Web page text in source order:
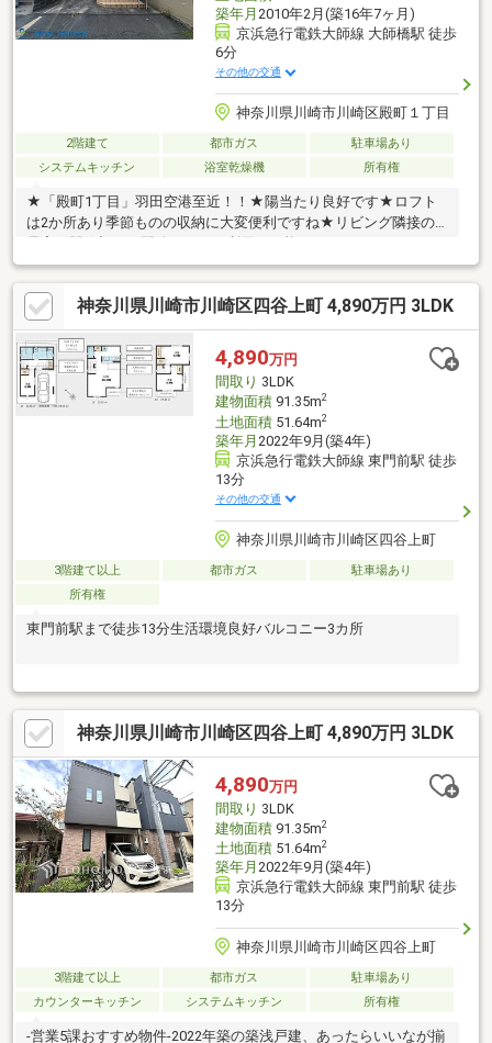
築年月 2010年2月(築16年7ヶ月)
京浜急行電鉄大師線 大師橋駅 徒歩
6分
その他の交通
神奈川県川崎市川崎区殿町１丁目
2階建て 都市ガス
駐車場あり
システムキッチン
浴室乾燥機 所有権
★「殿町1丁目」羽田空港至近！！★陽当たり良好です★ロフト
は2か所あり季節ものの収納に大変便利ですね★リビング隣接の
神奈川県川崎市川崎区四谷上町 4,890万円 3LDK
4,890万円
間取り 3LDK
建物面積91.35m2
土地面積51.64m2
築年月 2022年9月(築4年)
京浜急行電鉄大師線 東門前駅 徒歩
13分
その他の交通
神奈川県川崎市川崎区四谷上町
3階建て以上 都市ガス
駐車場あり
所有権
東門前駅まで徒歩13分生活環境良好バルコニー3カ所
神奈川県川崎市川崎区四谷上町 4,890万円 3LDK
4,890万円
間取り 3LDK
建物面積91.35m2
土地面積51.64m2
築年月 2022年9月(築4年)
京浜急行電鉄大師線 東門前駅 徒歩
13分
神奈川県川崎市川崎区四谷上町
3階建て以上 都市ガス
駐車場あり
カウンターキッチン
システムキッチン 所有権
-営業5課おすすめ物件-2022年築の築浅戸建、あったらいいなが揃